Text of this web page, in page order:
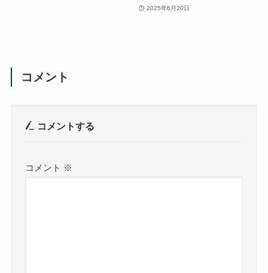
2025年6月20日
コメント
コメントする
コメント ※